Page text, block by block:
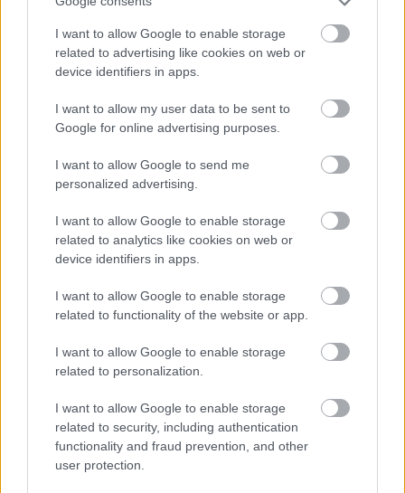
I want to allow Google to enable storage
related to advertising like cookies on web or
device identifiers in apps.
I want to allow my user data to be sent to
Google for online advertising purposes.
I want to allow Google to send me
personalized advertising.
I want to allow Google to enable storage
related to analytics like cookies on web or
device identifiers in apps.
I want to allow Google to enable storage
related to functionality of the website or app.
I want to allow Google to enable storage
related to personalization.
I want to allow Google to enable storage
related to security, including authentication
functionality and fraud prevention, and other
user protection.
LEGFRISSEBB PODCASTÜNK
Megint rengeteg horrorfilmet néztünk - PuliCast